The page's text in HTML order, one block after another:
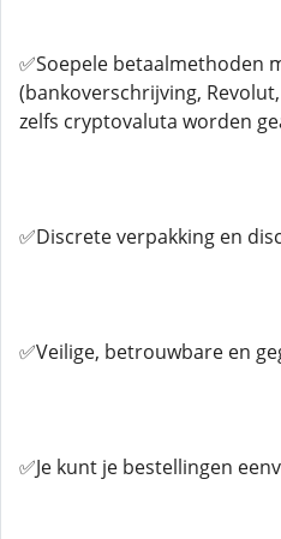
✅Soepele betaalmethoden
(bankoverschrijving,
zelfs cryptovaluta worden
✅Discrete verpakking en
✅Veilige, betrouwbare en
✅Je kunt je bestellingen